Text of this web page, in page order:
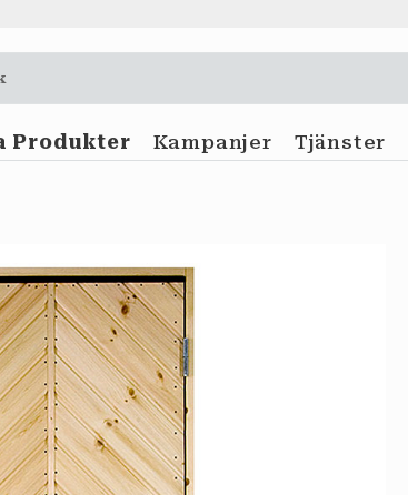
Produkter Kampanjer Tjänster